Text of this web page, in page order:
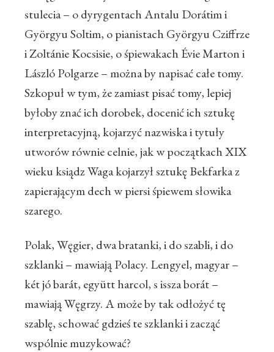
stulecia – o dyrygentach Antalu Dorátim i
Györgyu Soltim, o pianistach Györgyu Cziffrze
i Zoltánie Kocsisie, o śpiewakach Évie Marton i
László Polgarze – można by napisać całe tomy.
Szkopuł w tym, że zamiast pisać tomy, lepiej
byłoby znać ich dorobek, docenić ich sztukę
interpretacyjną, kojarzyć nazwiska i tytuły
utworów równie celnie, jak w początkach XIX
wieku ksiądz Waga kojarzył sztukę Bekfarka z
zapierającym dech w piersi śpiewem słowika
szarego.
Polak, Węgier, dwa bratanki, i do szabli, i do
szklanki – mawiają Polacy. Lengyel, magyar –
két jó barát, együtt harcol, s issza borát –
mawiają Węgrzy. A może by tak odłożyć tę
szablę, schować gdzieś te szklanki i zacząć
wspólnie muzykować?